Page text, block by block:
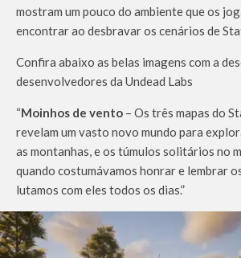
mostram um pouco do ambiente que os
encontrar ao desbravar os cenários de
Confira abaixo as belas imagens com a
desenvolvedores da Undead Labs
“Moinhos de vento – Os três mapas do
revelam um vasto novo mundo para
as montanhas, e os túmulos solitários no
quando costumávamos honrar e lembrar
lutamos com eles todos os dias.”